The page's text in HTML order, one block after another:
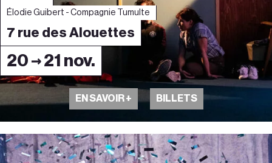
20 → 21 nov.
Élodie Guibert - Compagnie Tumulte
7 rue des Alouettes
EN SAVOIR + BILLETS